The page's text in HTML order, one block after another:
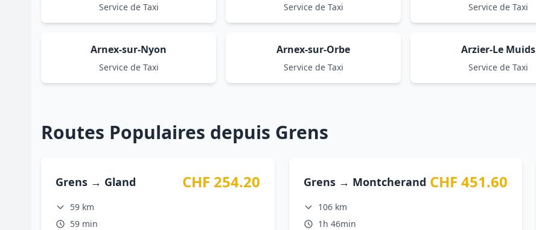
Service de Taxi Service de Taxi Service de Taxi
Arnex-sur-Nyon
Service de Taxi
Arnex-sur-Orbe
Service de Taxi
Arzier-Le Muids
Service de Taxi
Routes Populaires depuis Grens
Grens → Gland CHF 254.20
59 km
59 min
Grens → Montcherand CHF 451.60
106 km
1h 46min